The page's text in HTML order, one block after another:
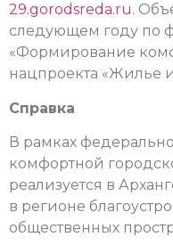
29.gorodsreda.ru.
следующем году по
«Формирование
нацпроекта «Жилье
Справка
В рамках
комфортной
реализуется в
в регионе
общественных